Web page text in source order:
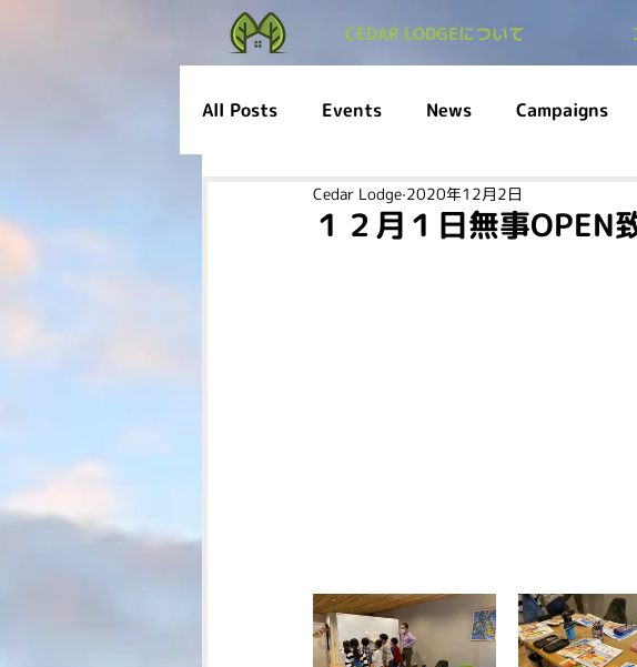
CEDAR LODGEについて
All Posts Events News Campaigns
１２月１日無事OPEN
Cedar Lodge 2020年12月2日